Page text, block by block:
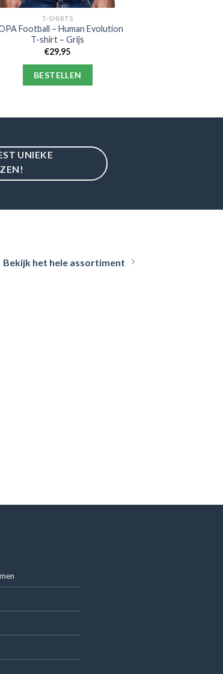
T-SHIRTS
Football – Human Evolution
T-shirt – Grijs
€29,95
BESTELLEN
UNIEKE
Bekijk het hele assortiment